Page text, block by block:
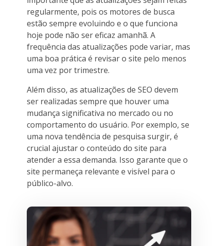
regularmente, pois os motores de busca
estão sempre evoluindo e o que funciona
hoje pode não ser eficaz amanhã. A
frequência das atualizações pode variar, mas
uma boa prática é revisar o site pelo menos
uma vez por trimestre.
Além disso, as atualizações de SEO devem
ser realizadas sempre que houver uma
mudança significativa no mercado ou no
comportamento do usuário. Por exemplo, se
uma nova tendência de pesquisa surgir, é
crucial ajustar o conteúdo do site para
atender a essa demanda. Isso garante que o
site permaneça relevante e visível para o
público-alvo.